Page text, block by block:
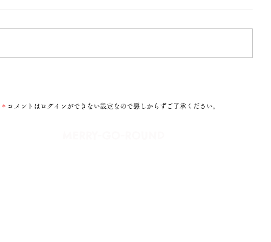
＊ コメントはログインができない設定なので悪しからずご了承ください。